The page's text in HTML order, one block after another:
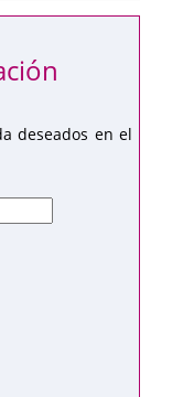
deseados en el